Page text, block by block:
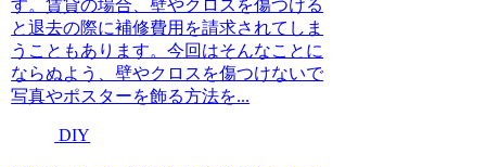
す。賃貸の場合、壁やクロスを傷つける
と退去の際に補修費用を請求されてしま
うこともあります。今回はそんなことに
ならぬよう、壁やクロスを傷つけないで
写真やポスターを飾る方法を...
DIY